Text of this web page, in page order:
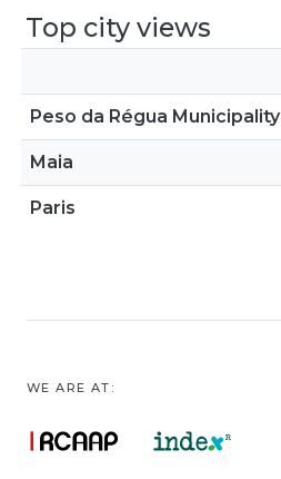
Top city views
Peso da Régua Municipality
Maia
Paris
WE ARE AT: